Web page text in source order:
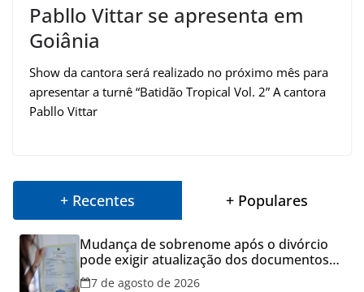
Pabllo Vittar se apresenta em
Goiânia
Show da cantora será realizado no próximo mês para
apresentar a turnê “Batidão Tropical Vol. 2” A cantora
Pabllo Vittar
+ Recentes + Populares
Mudança de sobrenome após o divórcio
pode exigir atualização dos documentos
dos filhos para evitar transtornos
7 de agosto de 2026